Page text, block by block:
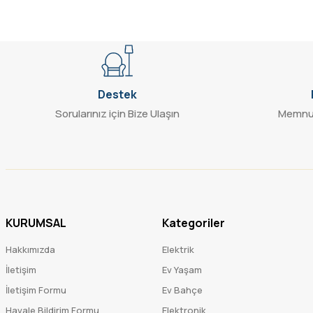
Destek
Sorularınız için Bize Ulaşın
KURUMSAL
Hakkımızda
İletişim
İletişim Formu
Havale Bildirim Formu
Kategoriler
Elektrik
Ev Yaşam
Ev Bahçe
Elektronik